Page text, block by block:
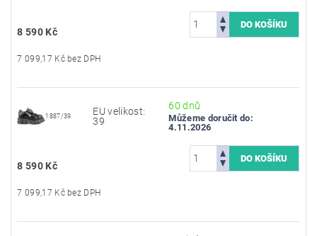
8 590 Kč
7 099,17 Kč bez DPH
1887/39
EU velikost:
39
60 dnů
Můžeme doručit do:
4.11.2026
8 590 Kč
7 099,17 Kč bez DPH